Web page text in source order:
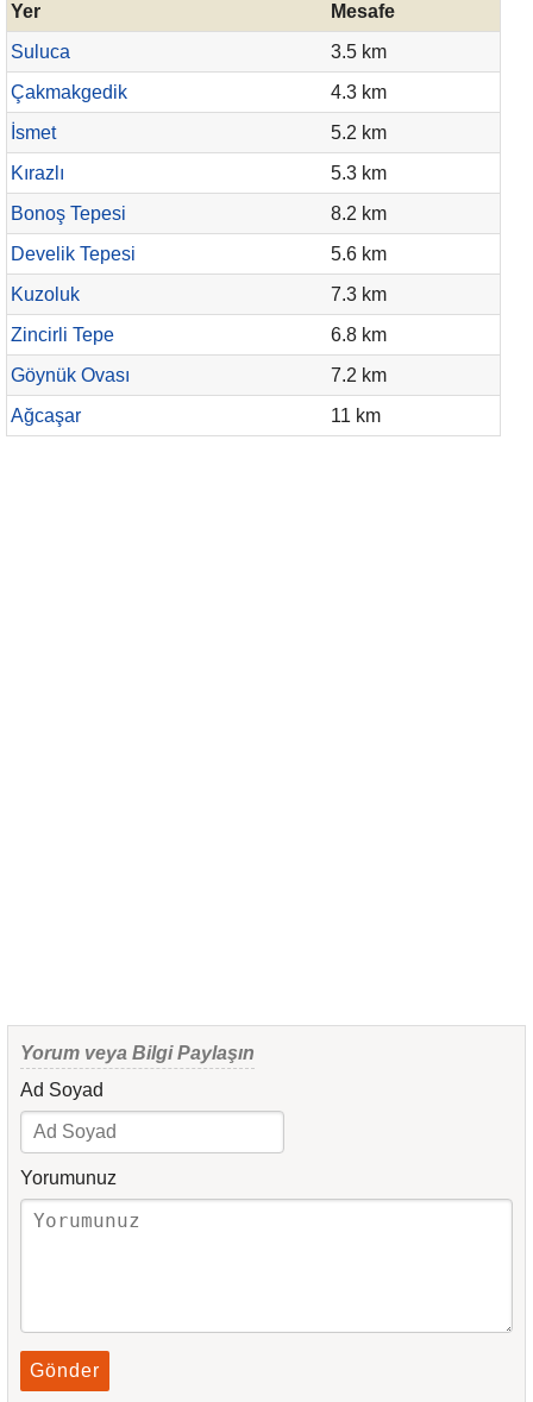
Yer
Mesafe
Suluca
3.5 km
Çakmakgedik
4.3 km
İsmet
5.2 km
Kırazlı
5.3 km
Bonoş Tepesi
8.2 km
Develik Tepesi
5.6 km
Kuzoluk
7.3 km
Zincirli Tepe
6.8 km
Göynük Ovası
7.2 km
Ağcaşar
11 km
Yorum veya Bilgi Paylaşın
Ad Soyad
Yorumunuz
Gönder